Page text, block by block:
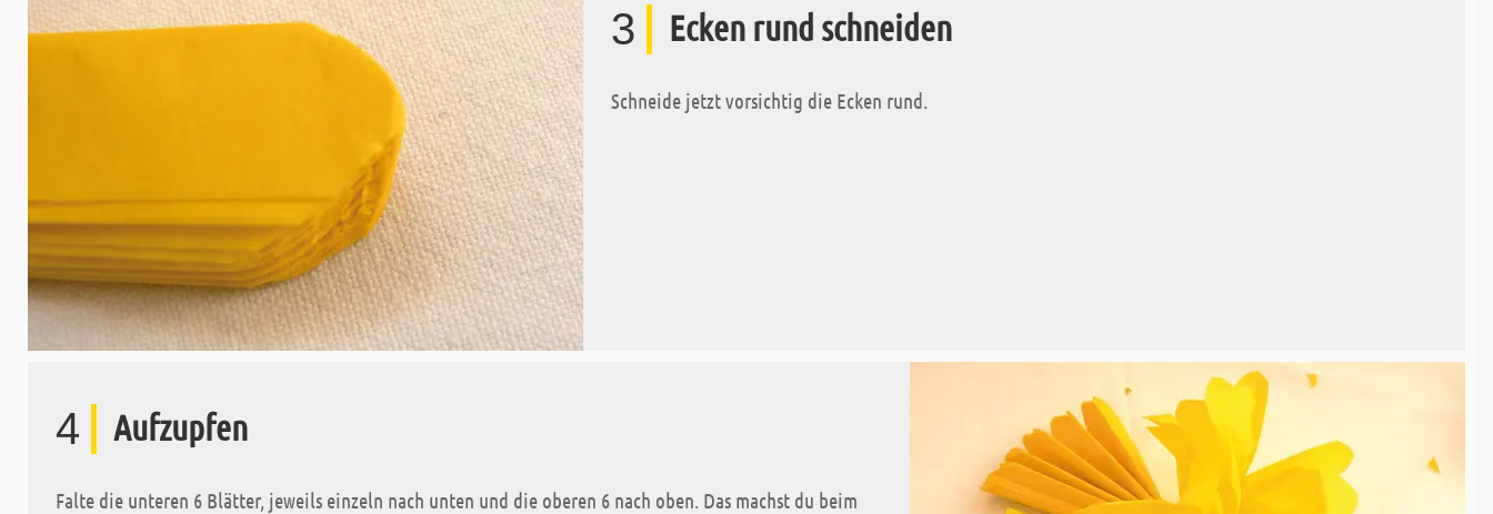
3 Ecken rund schneiden
Schneide jetzt vorsichtig die Ecken rund.
4 Aufzupfen
Falte die unteren 6 Blätter, jeweils einzeln nach unten und die oberen 6 nach oben. Das machst du beim